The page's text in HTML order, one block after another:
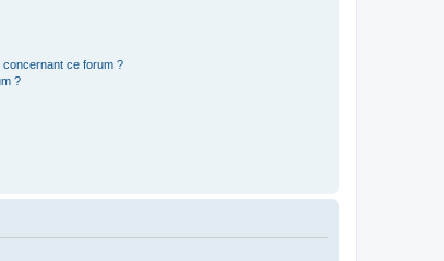
ce forum ?
?